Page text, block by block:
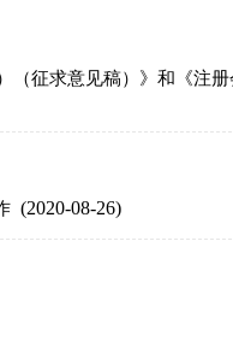
征求意见稿）》和《注
(2020-08-26)